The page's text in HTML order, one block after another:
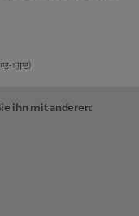
1.jpg)
ihn mit anderen: